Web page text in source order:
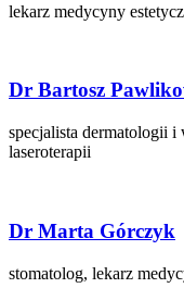
lekarz medycyny
Dr Bartosz
specjalista dermatologii
laseroterapii
Dr Marta Górczyk
stomatolog, lekarz